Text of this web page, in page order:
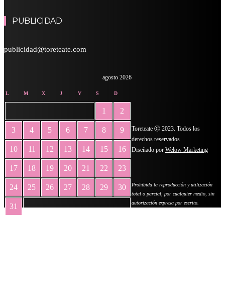
PUBLICIDAD
publicidad@toreteate.com
agosto 2026
L M X J V S D
1 2
3 4 5 6 7 8 9
10 11 12 13 14 15 16
17 18 19 20 21 22 23
24 25 26 27 28 29 30
31
Toreteate Ⓒ 2023. Todos los
derechos reservados
Diseñado por Welow Marketing
Prohibida la reproducción y utilización
total o parcial, por cualquier medio, sin
autorización expresa por escrito.